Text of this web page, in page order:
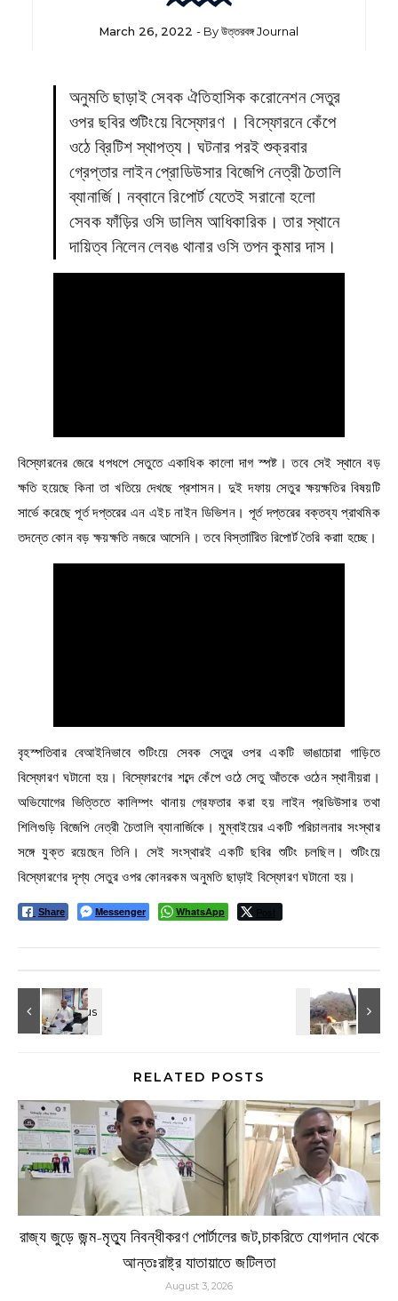
March 26, 2022 - Byউত্তরবঙ্গ Journal
অনুমতি ছাড়াই সেবক ঐতিহাসিক করোনেশন সেতুর
ওপর ছবির শুটিংয়ে বিস্ফোরণ । বিস্ফোরনে কেঁপে
ওঠে ব্রিটিশ স্থাপত্য। ঘটনার পরই শুক্রবার
গ্রেপ্তার লাইন প্রোডিউসার বিজেপি নেত্রী চৈতালি
ব্যানার্জি। নব্বানে রিপোর্ট যেতেই সরানো হলো
সেবক ফাঁড়ির ওসি ডালিম আধিকারিক। তার স্থানে
দায়িত্ব নিলেন লেবঙ থানার ওসি তপন কুমার দাস।
বিস্ফোরনের জেরে ধপধপে সেতুতে একাধিক কালো দাগ স্পষ্ট। তবে সেই স্থানে বড়
ক্ষতি হয়েছে কিনা তা খতিয়ে দেখছে প্রশাসন। দুই দফায় সেতুর ক্ষয়ক্ষতির বিষয়টি
সার্ভে করেছে পূর্ত দপ্তরের এন এইচ নাইন ডিভিশন। পূর্ত দপ্তরের বক্তব্য প্রাথমিক
তদন্তে কোন বড় ক্ষয়ক্ষতি নজরে আসেনি। তবে বিস্তারিিত রিপোর্ট তৈরি করাা হচ্ছে।
বৃহস্পতিবার বেআইনিভাবে শুটিংয়ে সেবক সেতুর ওপর একটি ভাঙাচোরা গাড়িতে
বিস্ফোরণ ঘটানো হয়। বিস্ফোরণের শব্দে কেঁপে ওঠে সেতু আঁতকে ওঠেন স্থানীয়রা।
অভিযোগের ভিত্তিতে কালিম্পং থানায় গ্রেফতার করা হয় লাইন প্রডিউসার তথা
শিলিগুড়ি বিজেপি নেত্রী চৈতালি ব্যানার্জিকে। মুম্বাইয়ের একটি পরিচালনার সংস্থার
সঙ্গে যুক্ত রয়েছেন তিনি। সেই সংস্থারই একটি ছবির শুটিং চলছিল। শুটিংয়ে
বিস্ফোরণের দৃশ্য সেতুর ওপর কোনরকম অনুমতি ছাড়াই বিস্ফোরণ ঘটানো হয়।
Share Messenger WhatsApp Post
RELATED POSTS
রাজ্য জুড়ে জন্ম-মৃত্যু নিবন্ধীকরণ পোর্টালের জট,চাকরিতে যোগদান থেকে
আন্তঃরাষ্ট্র যাতায়াতে জটিলতা
August 3, 2026